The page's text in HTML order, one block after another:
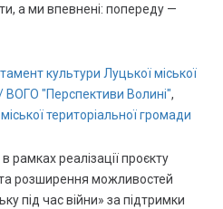
а ми впевнені: попереду —
культури Луцької міської
ВОГО "Перспективи Волині",
територіальної громади
рамках реалізації проєкту
розширення можливостей
під час війни» за підтримки